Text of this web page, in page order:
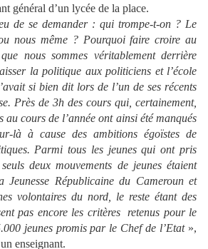
général d’un lycée de la place.
de se demander : qui trompe-t-on ? Le
nous même ? Pourquoi faire croire au
nous sommes véritablement derrière
la politique aux politiciens et l’école
si bien dit lors de l’un de ses récents
Près de 3h des cours qui, certainement,
au cours de l’année ont ainsi été manqués
là à cause des ambitions égoïstes de
Parmi tous les jeunes qui ont pris
deux mouvements de jeunes étaient
Républicaine du Cameroun et
volontaires du nord, le reste étant des
pas encore les critères retenus pour le
jeunes promis par le Chef de l’Etat »,
un enseignant.